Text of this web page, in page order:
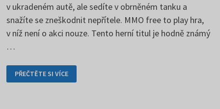
v ukradeném autě, ale sedíte v obrněném tanku a
snažíte se zneškodnit nepřítele. MMO free to play hra,
v níž není o akci nouze. Tento herní titul je hodně známý
…
WORLD
OF
TANKS
PŘEČTĚTE SI VÍCE